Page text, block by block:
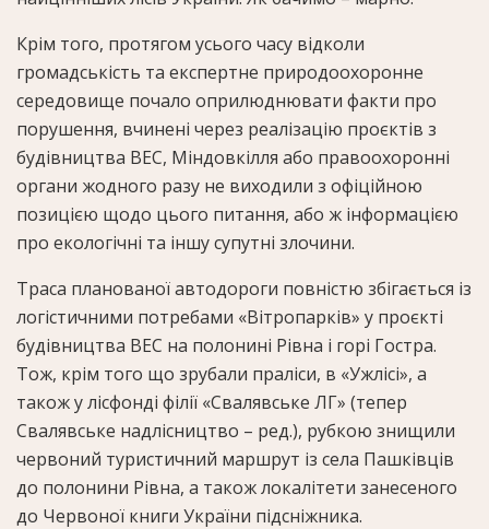
Крім того, протягом усього часу відколи
громадськість та експертне природоохоронне
середовище почало оприлюднювати факти про
порушення, вчинені через реалізацію проєктів з
будівництва ВЕС, Міндовкілля або правоохоронні
органи жодного разу не виходили з офіційною
позицією щодо цього питання, або ж інформацією
про екологічні та іншу супутні злочини.
Траса планованої автодороги повністю збігається із
логістичними потребами «Вітропарків» у проєкті
будівництва ВЕС на полонині Рівна і горі Гостра.
Тож, крім того що зрубали праліси, в «Ужлісі», а
також у лісфонді філії «Свалявське ЛГ» (тепер
Свалявське надлісництво – ред.), рубкою знищили
червоний туристичний маршрут із села Пашківців
до полонини Рівна, а також локалітети занесеного
до Червоної книги України підсніжника.